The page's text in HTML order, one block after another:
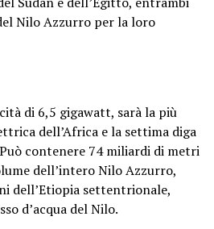
Nilo Azzurro per la loro
di 6,5 gigawatt, sarà la più
dell’Africa e la settima diga
contenere 74 miliardi di metri
dell’intero Nilo Azzurro,
dell’Etiopia settentrionale,
d’acqua del Nilo.